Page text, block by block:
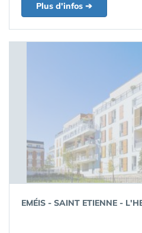
Plus d'infos ➔
EMÉIS - SAINT ETIENNE -